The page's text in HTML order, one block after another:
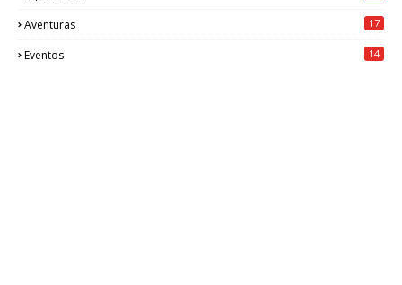
Aventuras 17
Eventos 14